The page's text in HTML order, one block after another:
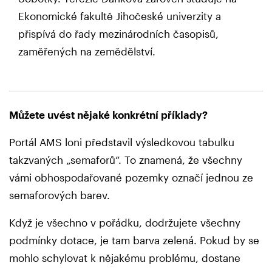
Ekonomické fakultě Jihočeské univerzity a
přispívá do řady mezinárodních časopisů,
zaměřených na zemědělství.
Můžete uvést nějaké konkrétní příklady?
Portál AMS loni představil výsledkovou tabulku
takzvaných „semaforů“. To znamená, že všechny
vámi obhospodařované pozemky označí jednou ze
semaforových barev.
Když je všechno v pořádku, dodržujete všechny
podmínky dotace, je tam barva zelená. Pokud by se
mohlo schylovat k nějakému problému, dostane